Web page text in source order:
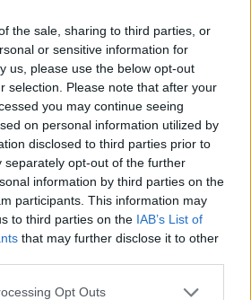
the sale, sharing to third parties, or
or sensitive information for
us, please use the below opt-out
selection. Please note that after your
you may continue seeing
on personal information utilized by
disclosed to third parties prior to
separately opt-out of the further
information by third parties on the
participants. This information may
to third parties on the IAB’s List of
that may further disclose it to other
Opt Outs
saúdam Banda
pelo 1º lugar no
de Valência